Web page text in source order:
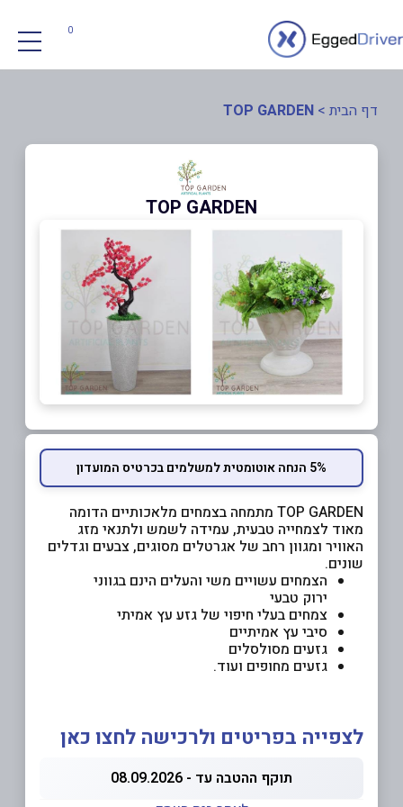
0
דף הבית >
TOP GARDEN
TOP GARDEN
5% הנחה אוטומטית למשלמים בכרטיס המועדון
TOP GARDEN מתמחה בצמחים מלאכותיים הדומה
מאוד לצמחייה טבעית, עמידה לשמש ולתנאי מזג
האוויר ומגוון רחב של אגרטלים מסוגים, צבעים וגדלים
שונים.
הצמחים עשויים משי והעלים הינם בגווני
ירוק טבעי
צמחים בעלי חיפוי של גזע עץ אמיתי
סיבי עץ אמיתיים
גזעים מסולסלים
גזעים מחופים ועוד.
לצפייה בפריטים ולרכישה לחצו כאן
תוקף ההטבה עד - 08.09.2026